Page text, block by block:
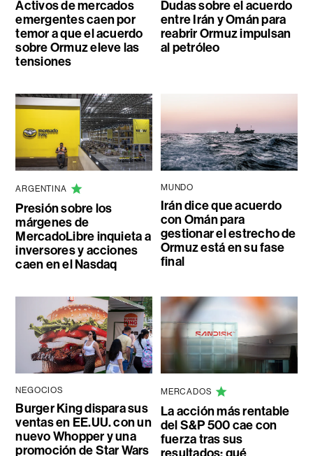
Activos de mercados
emergentes caen por
temor a que el acuerdo
sobre Ormuz eleve las
tensiones
Dudas sobre el acuerdo
entre Irán y Omán para
reabrir Ormuz impulsan
al petróleo
ARGENTINA
Presión sobre los
márgenes de
MercadoLibre inquieta a
inversores y acciones
caen en el Nasdaq
MUNDO
Irán dice que acuerdo
con Omán para
gestionar el estrecho de
Ormuz está en su fase
final
NEGOCIOS
Burger King dispara sus
ventas en EE.UU. con un
nuevo Whopper y una
promoción de Star Wars
MERCADOS
La acción más rentable
del S&P 500 cae con
fuerza tras sus